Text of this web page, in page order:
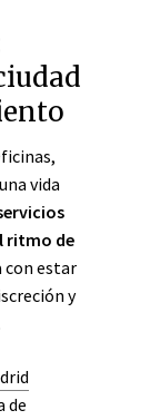
vida
ritmo de
con estar
y
de